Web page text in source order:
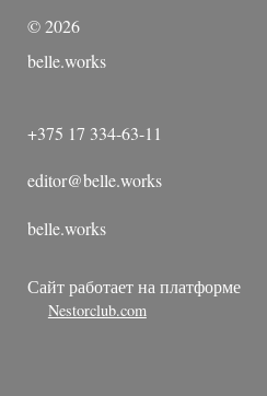
©2026
belle.works
+375 17 334-63-11
editor@belle.works
belle.works
Сайт работает на платформе
Nestorclub.com